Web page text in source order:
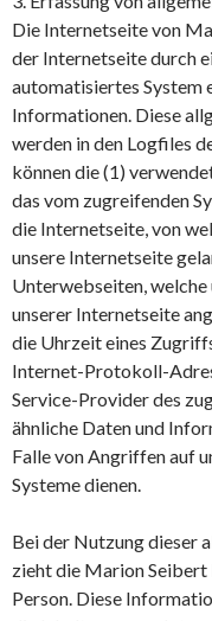
Die Internetseite von
der Internetseite durch
automatisiertes System
Informationen. Diese
werden in den Logfiles
können die (1)
das vom zugreifenden
die Internetseite, von
unsere Internetseite
Unterwebseiten,
unserer Internetseite
die Uhrzeit eines
Internet-Protokoll-
Service-Provider des
ähnliche Daten und
Falle von Angriffen auf
Systeme dienen.
Bei der Nutzung dieser
zieht die Marion
Person. Diese